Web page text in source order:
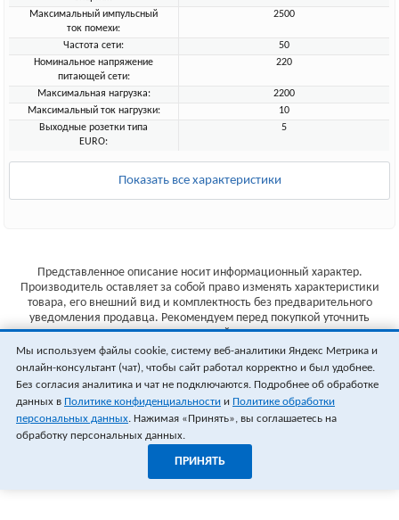
Максимальный импульсный
ток помехи:
2500
Частота сети:
50
Номинальное напряжение
питающей сети:
220
Максимальная нагрузка:
2200
Максимальный ток нагрузки:
10
Выходные розетки типа
EURO:
5
Показать все характеристики
Представленное описание носит информационный характер.
Производитель оставляет за собой право изменять характеристики
товара, его внешний вид и комплектность без предварительного
уведомления продавца. Рекомендуем перед покупкой уточнить
характеристики товара на сайте производителя.
Указанные цены не являются публичной офертой (ст.435 ГК РФ).
Стоимость и наличие товара уточняйте у менеджера.
Мы используем файлы cookie, систему веб-аналитики Яндекс Метрика и
онлайн-консультант (чат), чтобы сайт работал корректно и был удобнее.
Без согласия аналитика и чат не подключаются. Подробнее об обработке
данных в Политике конфиденциальности и Политике обработки
персональных данных. Нажимая «Принять», вы соглашаетесь на
обработку персональных данных.
ПРИНЯТЬ